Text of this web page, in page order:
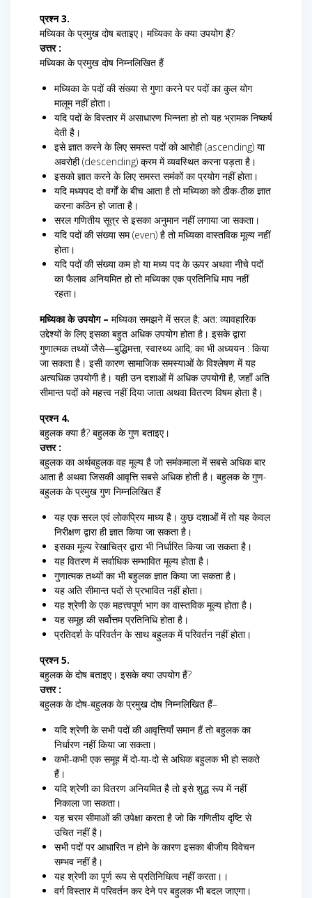
प्रश्न 3.
मध्यिका के प्रमुख दोष बताइए। मध्यिका के क्या उपयोग हैं?
उत्तर :
मध्यिका के प्रमुख दोष निम्नलिखित हैं
मध्यिका के पदों की संख्या से गुणा करने पर पदों का कुल योग
मालूम नहीं होता।
यदि पदों के विस्तार में असाधारण भिन्नता हो तो यह भ्रामक निष्कर्ष
देती है।
इसे ज्ञात करने के लिए समस्त पदों को आरोही (ascending) या
अवरोही (descending) क्रम में व्यवस्थित करना पड़ता है।
इसको ज्ञात करने के लिए समस्त समंकों का प्रयोग नहीं होता।
यदि मध्यपद दो वर्गों के बीच आता है तो मध्यिका को ठीक-ठीक ज्ञात
करना कठिन हो जाता है।
सरल गणितीय सूत्र से इसका अनुमान नहीं लगाया जा सकता।
यदि पदों की संख्या सम (even) है तो मध्यिका वास्तविक मूल्य नहीं
होता।
यदि पदों की संख्या कम हो या मध्य पद के ऊपर अथवा नीचे पदों
का फैलाव अनियमित हो तो मध्यिका एक प्रतिनिधि माप नहीं
रहता।
मध्यिका के उपयोग – मध्यिका समझने में सरल है; अत: व्यावहारिक
उद्देश्यों के लिए इसका बहुत अधिक उपयोग होता है। इसके द्वारा
गुणात्मक तथ्यों जैसे—बुद्धिमत्ता, स्वास्थ्य आदि; का भी अध्ययन : किया
जा सकता है। इसी कारण सामाजिक समस्याओं के विश्लेषण में यह
अत्यधिक उपयोगी है। यही उन दशाओं में अधिक उपयोगी है, जहाँ अति
सीमान्त पदों को महत्त्व नहीं दिया जाता अथवा वितरण विषम होता है।
प्रश्न 4.
बहुलक क्या है? बहुलक के गुण बताइए।
उत्तर :
बहुलक का अर्थबहुलक वह मूल्य है जो समंकमाला में सबसे अधिक बार
आता है अथवा जिसकी आवृत्ति सबसे अधिक होती है। बहुलक के गुण-
बहुलक के प्रमुख गुण निम्नलिखित हैं
यह एक सरल एवं लोकप्रिय माध्य है। कुछ दशाओं में तो यह केवल
निरीक्षण द्वारा ही ज्ञात किया जा सकता है।
इसका मूल्य रेखाचित्र द्वारा भी निर्धारित किया जा सकता है।
यह वितरण में सर्वाधिक सम्भावित मूल्य होता है।
गुणात्मक तथ्यों का भी बहुलक ज्ञात किया जा सकता है।
यह अति सीमान्त पदों से प्रभावित नहीं होता।
यह श्रेणी के एक महत्त्वपूर्ण भाग का वास्तविक मूल्य होता है।
यह समूह की सर्वोत्तम प्रतिनिधि होता है।
प्रतिदर्श के परिवर्तन के साथ बहुलक में परिवर्तन नहीं होता।
प्रश्न 5.
बहुलक के दोष बताइए। इसके क्या उपयोग हैं?
उत्तर :
बहुलक के दोष-बहुलक के प्रमुख दोष निम्नलिखित हैं–
यदि श्रेणी के सभी पदों की आवृत्तियाँ समान हैं तो बहुलक का
निर्धारण नहीं किया जा सकता।
कभी-कभी एक समूह में दो-या-दो से अधिक बहुलक भी हो सकते
हैं।
यदि श्रेणी का वितरण अनियमित है तो इसे शुद्ध रूप में नहीं
निकाला जा सकता।
यह चरम सीमाओं की उपेक्षा करता है जो कि गणितीय दृष्टि से
उचित नहीं है।
सभी पदों पर आधारित न होने के कारण इसका बीजीय विवेचन
सम्भव नहीं है।
यह श्रेणी का पूर्ण रूप से प्रतिनिधित्व नहीं करता।।
वर्ग विस्तार में परिवर्तन कर देने पर बहुलक भी बदल जाएगा।